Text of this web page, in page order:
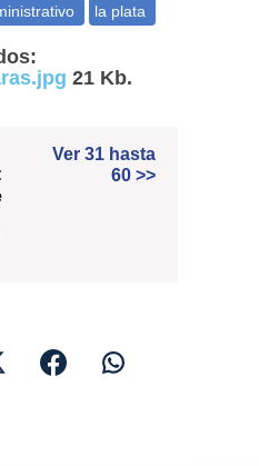
21 Kb.
Ver 31 hasta
60 >>